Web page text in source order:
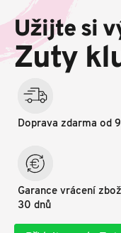
a
í
Užijte si
Zuty
Doprava zdarma od
Garance vrácení
30 dnů